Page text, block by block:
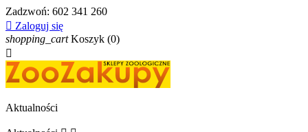
Zadzwoń: 602 341 260
 Zaloguj się
shopping_cart Koszyk (0)

Aktualności